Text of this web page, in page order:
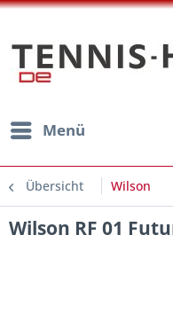
Menü
Übersicht Wilson
Wilson RF 01